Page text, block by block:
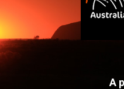
A